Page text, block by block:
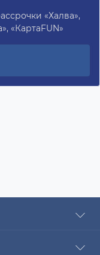
«Халва»,
«КартаFUN»